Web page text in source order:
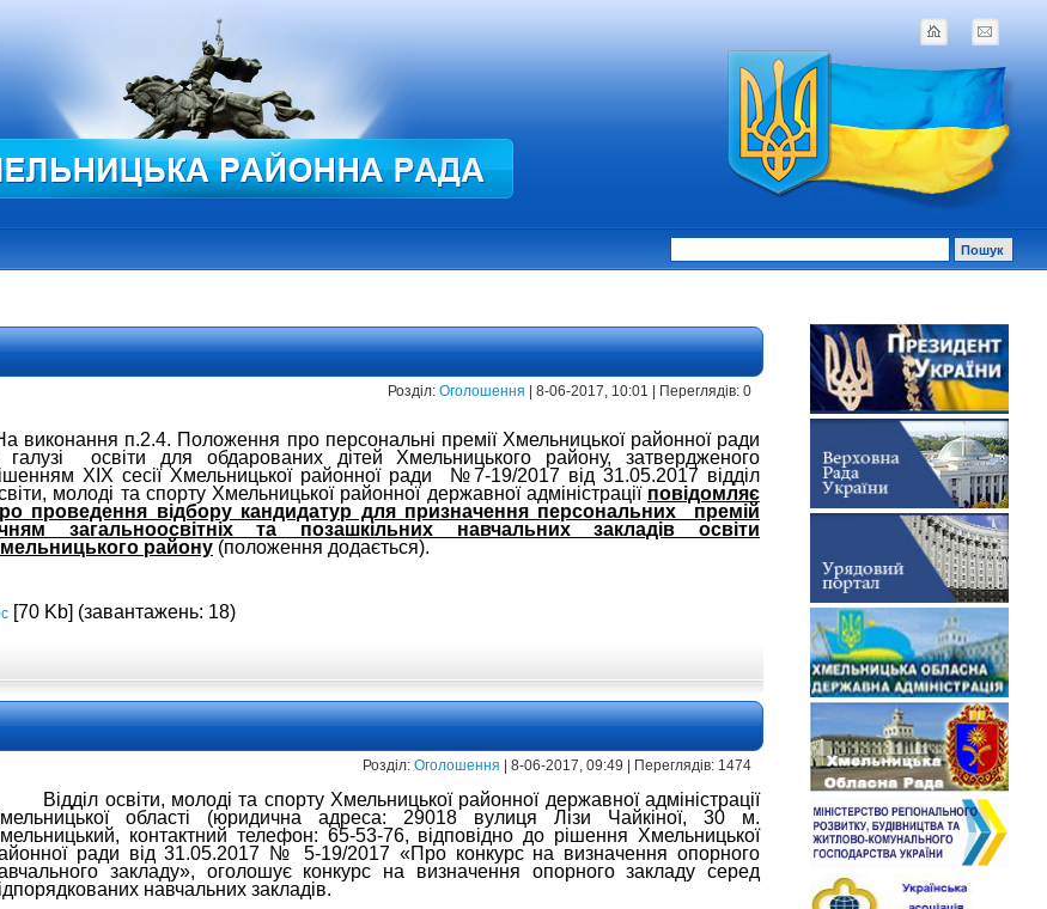
Розділ: Оголошення | 8-06-2017, 10:01 | Переглядів: 0
виконання п.2.4. Положення про персональні премії Хмельницької районної ради
галузі освіти для обдарованих дітей Хмельницького району, затвердженого
XIX сесії Хмельницької районної ради №7-19/2017 від 31.05.2017 відділ
молоді та спорту Хмельницької районної державної адміністрації повідомляє
проведення відбору кандидатур для призначення персональних премій
загальноосвітніх та позашкільних навчальних закладів освіти
району (положення додається).
[70 Kb] (завантажень: 18)
Розділ: Оголошення | 8-06-2017, 09:49 | Переглядів: 1474
Відділ освіти, молоді та спорту Хмельницької районної державної адміністрації
області (юридична адреса: 29018 вулиця Лізи Чайкіної, 30 м.
контактний телефон: 65-53-76, відповідно до рішення Хмельницької
ради від 31.05.2017 № 5-19/2017 «Про конкурс на визначення опорного
закладу», оголошує конкурс на визначення опорного закладу серед
навчальних закладів.